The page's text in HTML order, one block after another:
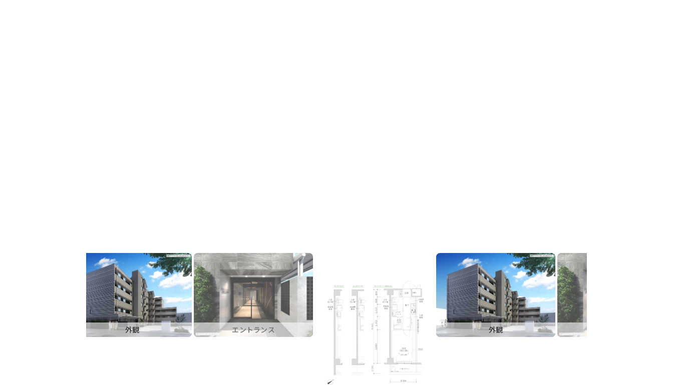
外観 エントランス 外観